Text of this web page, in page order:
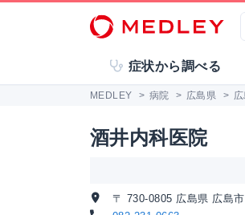
症状から調べる
MEDLEY > 病院 > 広島県 >
酒井内科医院
〒 730-0805 広島県 広島